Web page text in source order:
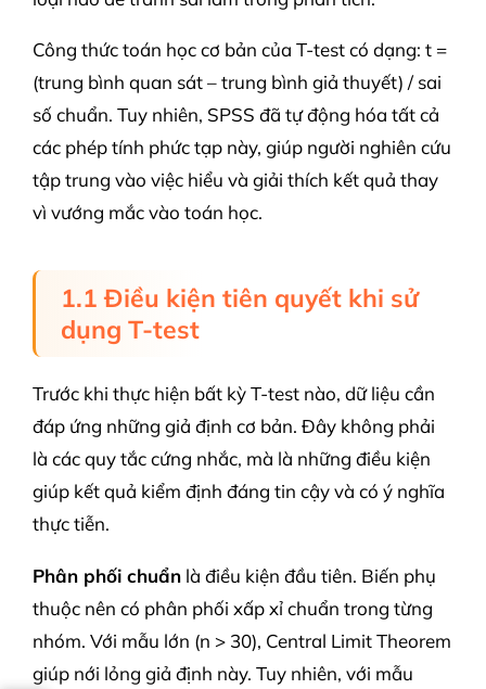
Công thức toán học cơ bản của T-test có dạng: t =
(trung bình quan sát – trung bình giả thuyết) / sai
số chuẩn. Tuy nhiên, SPSS đã tự động hóa tất cả
các phép tính phức tạp này, giúp người nghiên cứu
tập trung vào việc hiểu và giải thích kết quả thay
vì vướng mắc vào toán học.
1.1 Điều kiện tiên quyết khi sử
dụng T-test
Trước khi thực hiện bất kỳ T-test nào, dữ liệu cần
đáp ứng những giả định cơ bản. Đây không phải
là các quy tắc cứng nhắc, mà là những điều kiện
giúp kết quả kiểm định đáng tin cậy và có ý nghĩa
thực tiễn.
Phân phối chuẩn là điều kiện đầu tiên. Biến phụ
thuộc nên có phân phối xấp xỉ chuẩn trong từng
nhóm. Với mẫu lớn (n > 30), Central Limit Theorem
giúp nới lỏng giả định này. Tuy nhiên, với mẫu